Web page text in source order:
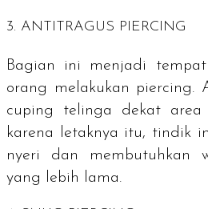
3. ANTITRAGUS PIERCING
Bagian ini menjadi tempat
orang melakukan piercing.
cuping telinga dekat area
karena letaknya itu, tindik
nyeri dan membutuhkan
yang lebih lama.